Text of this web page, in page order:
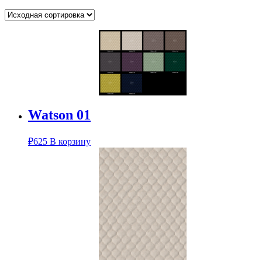
Watson 01
₽625 В корзину